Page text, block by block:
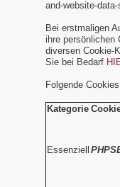
and-website-
Bei erstmaligen
ihre persönlichen
diversen Cookie-
Sie bei Bedarf
Folgende
Kategorie
Essenziell